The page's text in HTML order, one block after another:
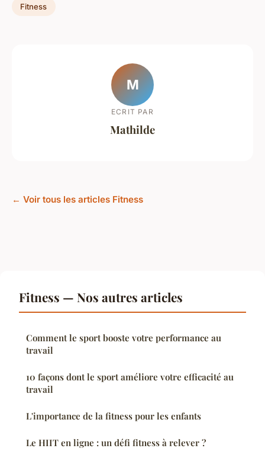
Fitness
M
ECRIT PAR
Mathilde
← Voir tous les articles Fitness
Fitness — Nos autres articles
Comment le sport booste votre performance au
travail
10 façons dont le sport améliore votre efficacité au
travail
L'importance de la fitness pour les enfants
Le HIIT en ligne : un défi fitness à relever ?